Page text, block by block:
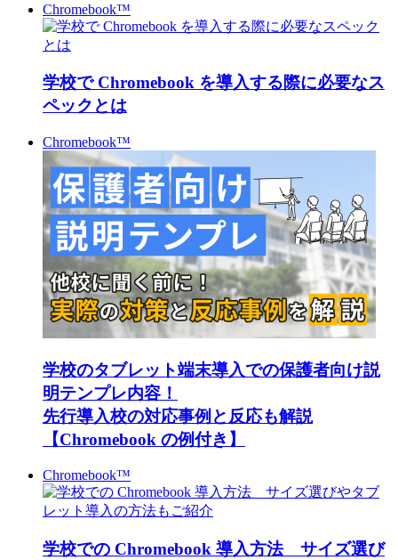
Chromebook™
学校で Chromebook を導入する際に必要なス
ペックとは
Chromebook™
学校のタブレット端末導入での保護者向け説
明テンプレ内容！
先行導入校の対応事例と反応も解説
【Chromebook の例付き】
Chromebook™
学校での Chromebook 導入方法 サイズ選び